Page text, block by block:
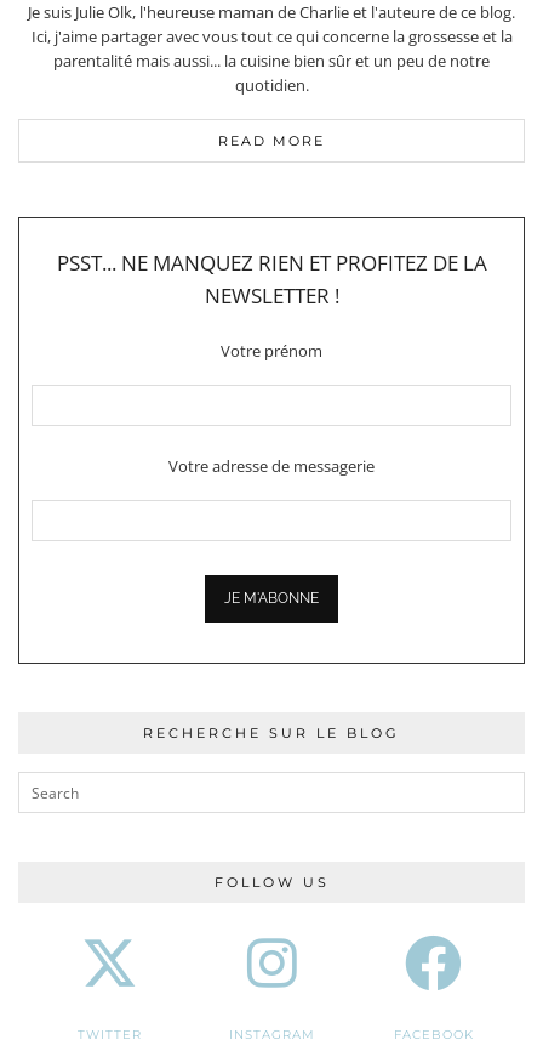
Je suis Julie Olk, l'heureuse maman de Charlie et l'auteure de ce blog.
Ici, j'aime partager avec vous tout ce qui concerne la grossesse et la
parentalité mais aussi... la cuisine bien sûr et un peu de notre
quotidien.
READ MORE
PSST... NE MANQUEZ RIEN ET PROFITEZ DE LA
NEWSLETTER !
Votre prénom
Votre adresse de messagerie
RECHERCHE SUR LE BLOG
FOLLOW US
TWITTER INSTAGRAM FACEBOOK